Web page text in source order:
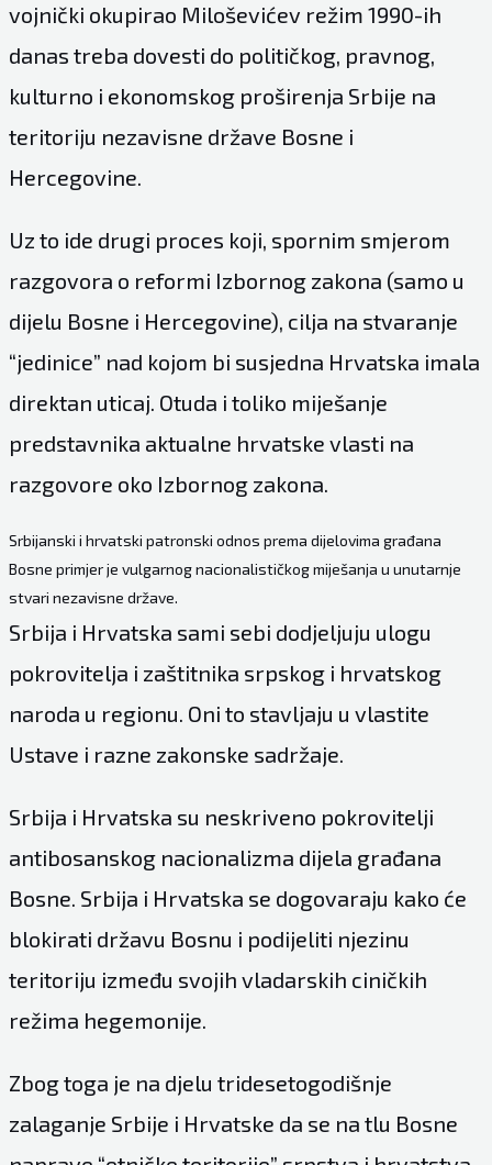
vojnički okupirao Miloševićev režim 1990-ih
danas treba dovesti do političkog, pravnog,
kulturno i ekonomskog proširenja Srbije na
teritoriju nezavisne države Bosne i
Hercegovine.
Uz to ide drugi proces koji, spornim smjerom
razgovora o reformi Izbornog zakona (samo u
dijelu Bosne i Hercegovine), cilja na stvaranje
“jedinice” nad kojom bi susjedna Hrvatska imala
direktan uticaj. Otuda i toliko miješanje
predstavnika aktualne hrvatske vlasti na
razgovore oko Izbornog zakona.
Srbijanski i hrvatski patronski odnos prema dijelovima građana
Bosne primjer je vulgarnog nacionalističkog miješanja u unutarnje
stvari nezavisne države.
Srbija i Hrvatska sami sebi dodjeljuju ulogu
pokrovitelja i zaštitnika srpskog i hrvatskog
naroda u regionu. Oni to stavljaju u vlastite
Ustave i razne zakonske sadržaje.
Srbija i Hrvatska su neskriveno pokrovitelji
antibosanskog nacionalizma dijela građana
Bosne. Srbija i Hrvatska se dogovaraju kako će
blokirati državu Bosnu i podijeliti njezinu
teritoriju između svojih vladarskih ciničkih
režima hegemonije.
Zbog toga je na djelu tridesetogodišnje
zalaganje Srbije i Hrvatske da se na tlu Bosne